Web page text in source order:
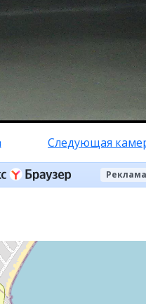
Следующая
Реклама